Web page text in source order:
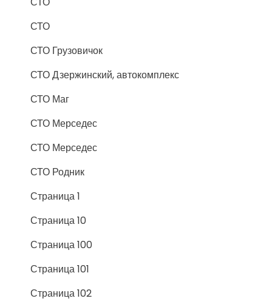
СТО
СТО Грузовичок
СТО Дзержинский, автокомплекс
СТО Маг
СТО Мерседес
СТО Мерседес
СТО Родник
Страница 1
Страница 10
Страница 100
Страница 101
Страница 102